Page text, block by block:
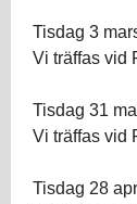
Tisdag 3
Vi träffas vid
Tisdag 31
Vi träffas vid
Tisdag 28